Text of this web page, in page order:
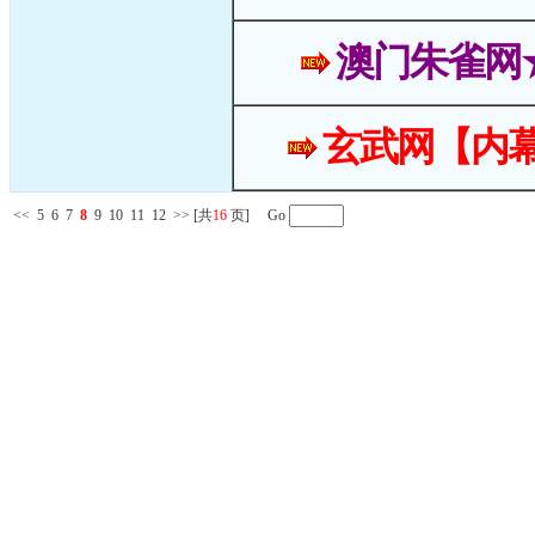
澳门朱雀
玄武网【内
<< 5 6 7 8 9 10 11 12 >> [共16 页] Go